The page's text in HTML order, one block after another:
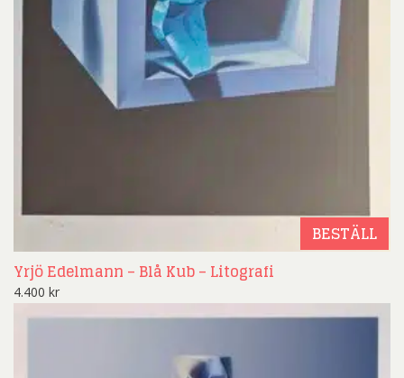
BESTÄLL
Yrjö Edelmann – Blå Kub – Litografi
4.400 kr